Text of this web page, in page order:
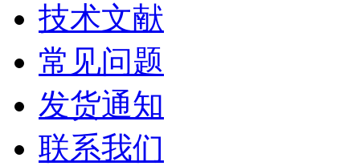
技术文献
常见问题
发货通知
联系我们